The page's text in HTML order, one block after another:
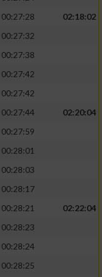
00:27:28
02:18:02
00:27:32
00:27:38
00:27:42
00:27:42
00:27:44
02:20:04
00:27:59
00:28:01
00:28:03
00:28:17
00:28:21
02:22:04
00:28:23
00:28:24
00:28:25